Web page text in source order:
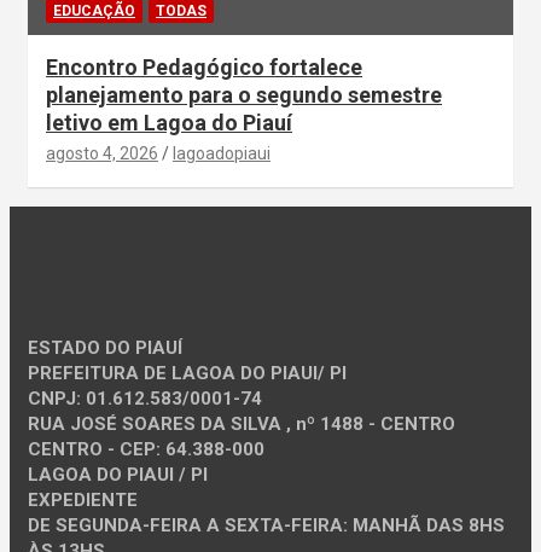
EDUCAÇÃO TODAS
Encontro Pedagógico fortalece
planejamento para o segundo semestre
letivo em Lagoa do Piauí
agosto 4, 2026 lagoadopiaui
ESTADO DO PIAUÍ
PREFEITURA DE LAGOA DO PIAUI/ PI
CNPJ: 01.612.583/0001-74
RUA JOSÉ SOARES DA SILVA , nº 1488 - CENTRO
CENTRO - CEP: 64.388-000
LAGOA DO PIAUI / PI
EXPEDIENTE
DE SEGUNDA-FEIRA A SEXTA-FEIRA: MANHÃ DAS 8HS